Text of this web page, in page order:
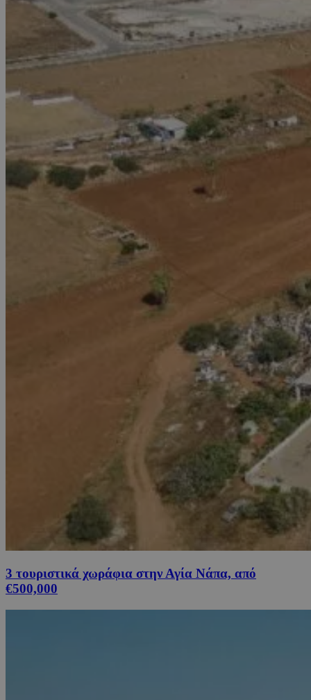
3 τουριστικά χωράφια στην Αγία Νάπα, από
€500,000